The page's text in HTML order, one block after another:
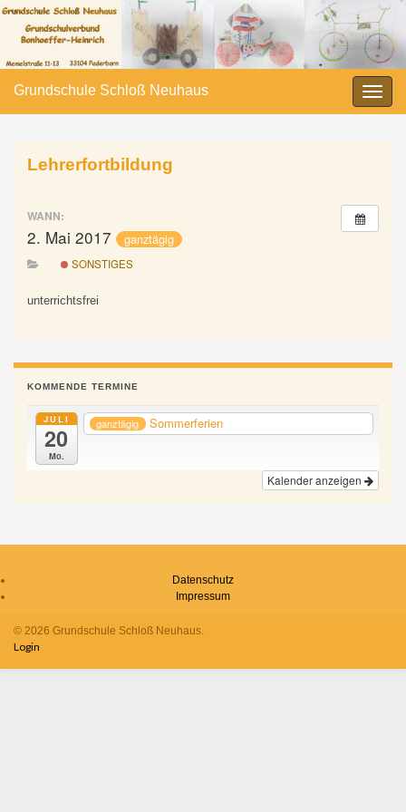
Grundschule Schloß Neuhaus
Lehrerfortbildung
WANN:
2. Mai 2017 ganztägig
SONSTIGES
unterrichtsfrei
KOMMENDE TERMINE
JULI
20
Mo.
ganztägig Sommerferien
Kalender anzeigen
Datenschutz
Impressum
© 2026 Grundschule Schloß Neuhaus.
Login